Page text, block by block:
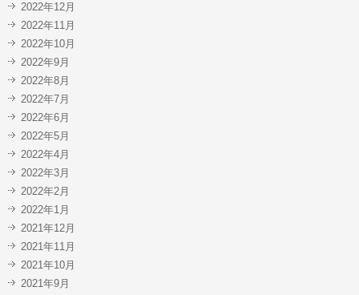
2022年12月
2022年11月
2022年10月
2022年9月
2022年8月
2022年7月
2022年6月
2022年5月
2022年4月
2022年3月
2022年2月
2022年1月
2021年12月
2021年11月
2021年10月
2021年9月